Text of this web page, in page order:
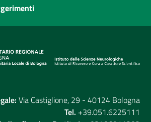
Via Castiglione, 29 - 40124 Bologna
Tel. +39.051.6225111